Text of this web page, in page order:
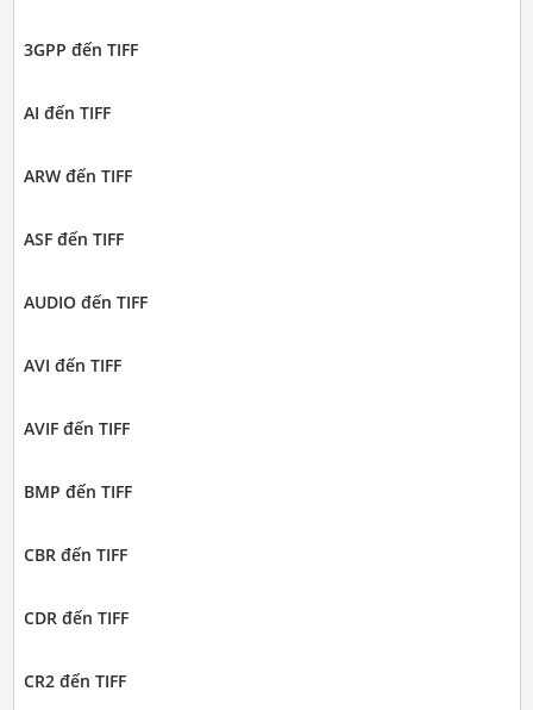
3GPP đến TIFF
AI đến TIFF
ARW đến TIFF
ASF đến TIFF
AUDIO đến TIFF
AVI đến TIFF
AVIF đến TIFF
BMP đến TIFF
CBR đến TIFF
CDR đến TIFF
CR2 đến TIFF